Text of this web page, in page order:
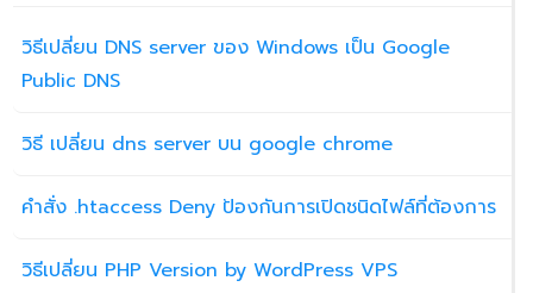
วิธีเปลี่ยน DNS server ของ Windows เป็น Google
Public DNS
วิธี เปลี่ยน dns server บน google chrome
คำสั่ง .htaccess Deny ป้องกันการเปิดชนิดไฟล์ที่ต้องการ
วิธีเปลี่ยน PHP Version by WordPress VPS